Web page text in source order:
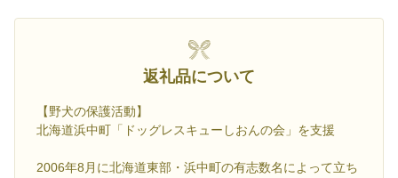
返礼品について
【野犬の保護活動】
北海道浜中町「ドッグレスキューしおんの会」を支援
2006年8月に北海道東部・浜中町の有志数名によって立ち